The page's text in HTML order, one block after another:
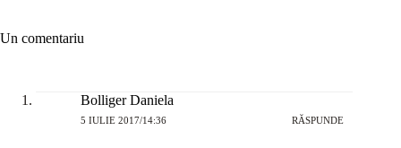
Un comentariu
Bolliger Daniela
5 IULIE 2017/14:36 RĂSPUNDE